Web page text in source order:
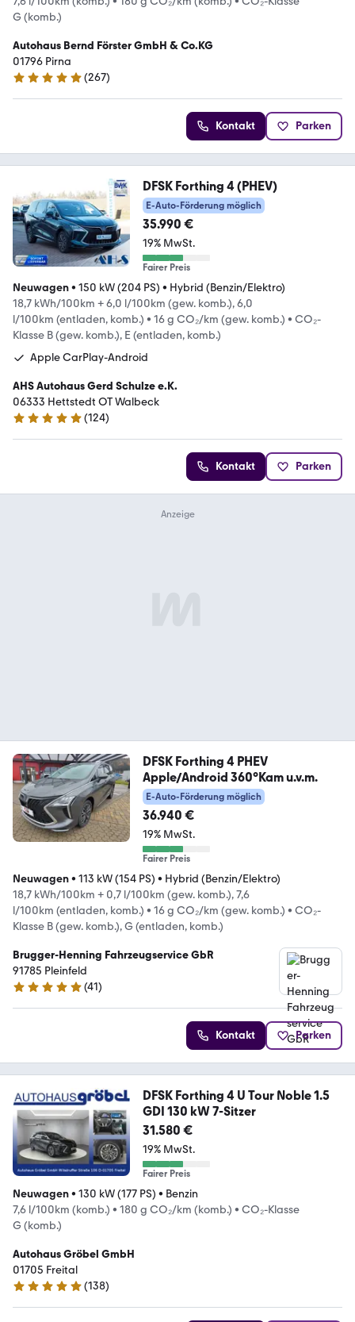
G (komb.)
Autohaus Bernd Förster GmbH & Co.KG
01796 Pirna
4.8 Sterne
(267)
Kontakt Parken
DFSK Forthing 4 (PHEV)
E-Auto-Förderung möglich
35.990 €
19% MwSt.
Fairer Preis
Neuwagen• 150 kW (204 PS) • Hybrid (Benzin/Elektro)
18,7 kWh/100km + 6,0 l/100km (gew. komb.), 6,0
l/100km (entladen, komb.) • 16 g CO₂/km (gew. komb.) • CO₂-
Klasse B (gew. komb.), E (entladen, komb.)
Apple CarPlay-Android
AHS Autohaus Gerd Schulze e.K.
06333 Hettstedt OT Walbeck
4.9 Sterne
(124)
Kontakt Parken
DFSK Forthing 4 PHEV
Apple/Android 360°Kam u.v.m.
E-Auto-Förderung möglich
36.940 €
19% MwSt.
Fairer Preis
Neuwagen• 113 kW (154 PS) • Hybrid (Benzin/Elektro)
18,7 kWh/100km + 0,7 l/100km (gew. komb.), 7,6
l/100km (entladen, komb.) • 16 g CO₂/km (gew. komb.) • CO₂-
Klasse B (gew. komb.), G (entladen, komb.)
Brugger-Henning Fahrzeugservice GbR
91785 Pleinfeld
4.9 Sterne
(41)
Kontakt Parken
DFSK Forthing 4 U Tour Noble 1.5
GDI 130 kW 7-Sitzer
31.580 €
19% MwSt.
Fairer Preis
Neuwagen• 130 kW (177 PS) • Benzin
7,6 l/100km (komb.) • 180 g CO₂/km (komb.) • CO₂-Klasse
G (komb.)
Autohaus Gröbel GmbH
01705 Freital
5 Sterne
(138)